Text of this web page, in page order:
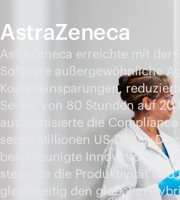
AstraZeneca
AstraZeneca erreichte mit der
Software außergewöhnliche
Kosteneinsparungen,
Server von 80 Stunden auf 20
automatisierte die Compliance
sechs Millionen US-Dollar.
beschleunigte Innovationen,
steigerte die Produktivität und
gleichzeitig den globalen